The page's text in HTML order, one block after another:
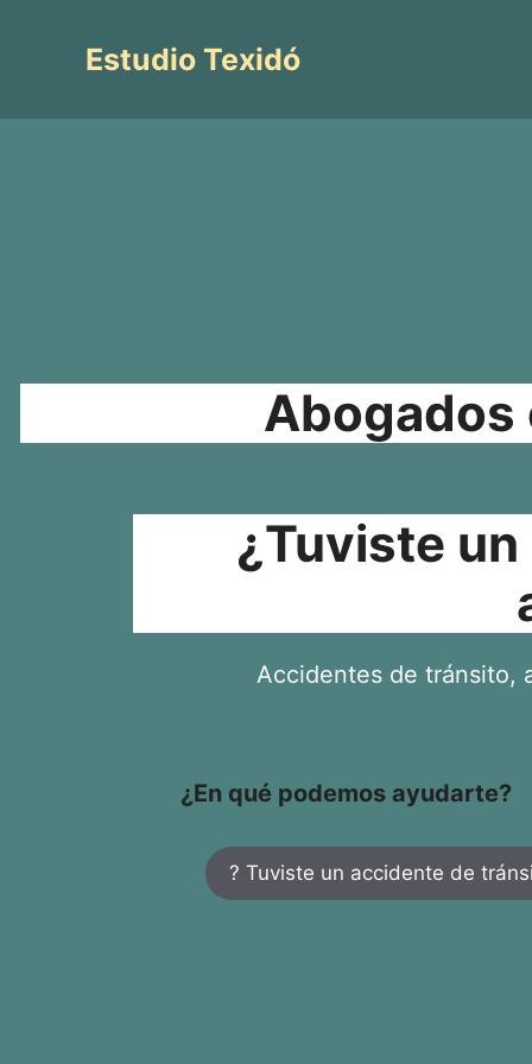
contenidoEstudio Texidó
Abogados
¿Tuviste
Accidentes de tránsito,
¿En qué podemos ayudarte?
? Tuviste un accidente de